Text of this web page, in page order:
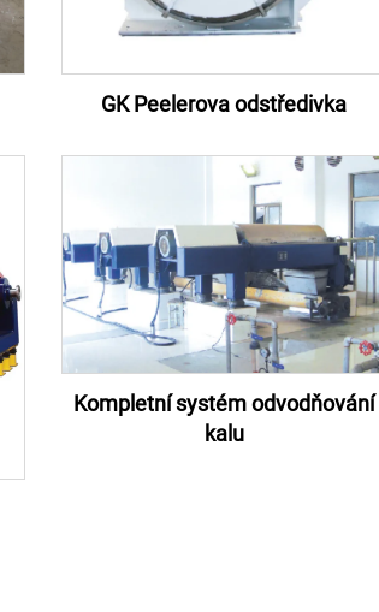
GK Peelerova odstředivka
Kompletní systém odvodňování
kalu